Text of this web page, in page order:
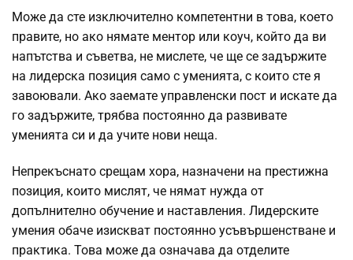
Може да сте изключително компетентни в това, което
правите, но ако нямате ментор или коуч, който да ви
напътства и съветва, не мислете, че ще се задържите
на лидерска позиция само с уменията, с които сте я
завоювали. Ако заемате управленски пост и искате да
го задържите, трябва постоянно да развивате
уменията си и да учите нови неща.
Непрекъснато срещам хора, назначени на престижна
позиция, които мислят, че нямат нужда от
допълнително обучение и наставления. Лидерските
умения обаче изискват постоянно усъвършенстване и
практика. Това може да означава да отделите